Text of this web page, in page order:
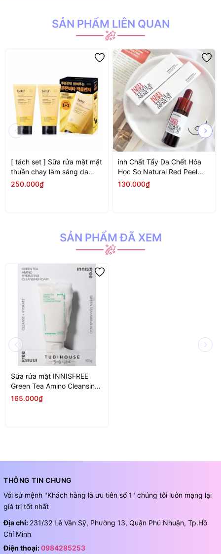
SẢN PHẨM LIÊN QUAN
[ tách set ] Sữa rửa mặt mặt
thuần chay làm sáng da
Belif Super Knights
250.000₫
inh Chất Tẩy Da Chết Hóa
Học So Natural Red Peel
Tingle Serum 11ML (MINI
130.000₫
SẢN PHẨM ĐÃ XEM
Sữa rửa mặt INNISFREE
Green Tea Amino Cleansing
Foam 150g
165.000₫
THÔNG TIN CHUNG
Với sứ mệnh "Khách hàng là ưu tiên số 1" chúng tôi luôn mạng lại
giá trị tốt nhất
Địa chỉ: 231/32 Lê Văn Sỹ, Phường 13, Quận Phú Nhuận, Tp.Hồ
Chí Minh
Điện thoại:0984285253